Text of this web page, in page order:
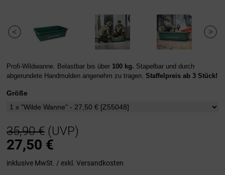
Profi-Wildwanne. Belastbar bis über 100 kg. Stapelbar und durch
abgerundete Handmulden angenehm zu tragen. Staffelpreis ab 3 Stück!
Größe
35,90 € (UVP)
27,50 €
inklusive MwSt. / exkl. Versandkosten